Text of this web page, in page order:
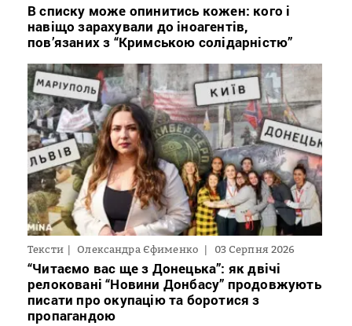
В списку може опинитись кожен: кого і
навіщо зарахували до іноагентів,
пов’язаних з “Кримською солідарністю”
Тексти Олександра Єфименко 03 Серпня 2026
“Читаємо вас ще з Донецька”: як двічі
релоковані “Новини Донбасу” продовжують
писати про окупацію та боротися з
пропагандою